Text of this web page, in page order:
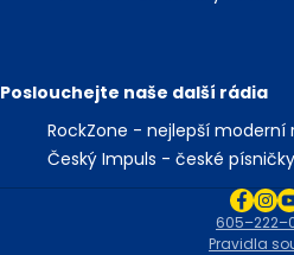
Poslouchejte naše další rádia
RockZone - nejlepší moderní
Český Impuls - české
Pravidla